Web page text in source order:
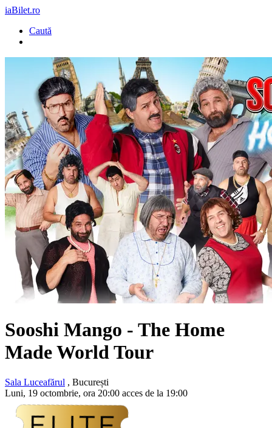
iaBilet.ro
Caută
Sooshi Mango - The Home
Made World Tour
Sala Luceafărul , București
Luni, 19 octombrie, ora 20:00 acces de la 19:00